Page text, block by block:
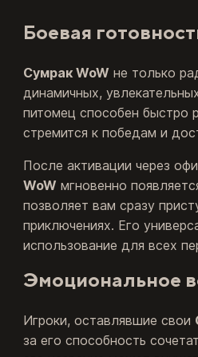
Боевая
Сумрак WoW не только
динамичных,
питомец способен быстро
стремится к победам и
После активации через
WoW мгновенно
позволяет вам сразу
приключениях. Его
использование для всех
Эмоциональное
Игроки, оставлявшие свои
за его способность